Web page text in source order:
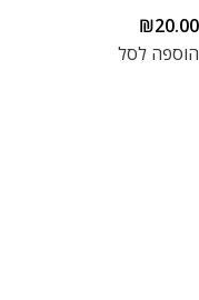
₪20.00
הוספה לסל